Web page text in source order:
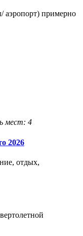
аэропорт) примерно
мест: 4
2026
отдых,